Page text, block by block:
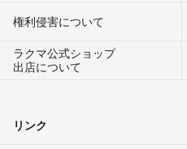
権利侵害について
ラクマ公式ショップ
出店について
リンク